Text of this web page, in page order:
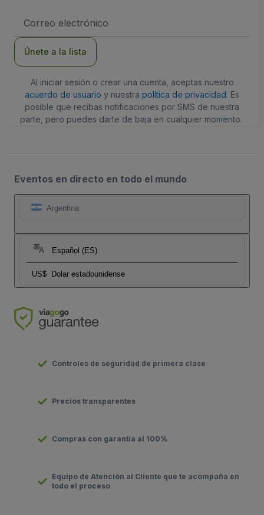
de
Únete a la lista
Al iniciar sesión o crear una cuenta, aceptas nuestro
acuerdo de usuario y nuestra política de privacidad. Es
posible que recibas notificaciones por SMS de nuestra
parte, pero puedes darte de baja en cualquier momento.
Eventos en directo en todo el mundo
Argentina
Español (ES)
US$ Dolar estadounidense
Controles de seguridad de primera clase
Precios transparentes
Compras con garantía al 100%
Equipo de Atención al Cliente que te acompaña en
todo el proceso